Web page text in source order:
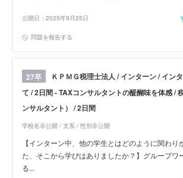
公開日：2025年9月25日
問題を報告する
27卒
ＫＰＭＧ税理士法人 / インターン / イン
て / 2日間 - TAXコンサルタントの醍醐味を体感 /
ンサルタント） / 2日間
学校名非公開 / 文系 / 性別非公開
【インターン中、他の学生とはどのように関わり
た、そこから学びはありましたか？】グループワ
る...